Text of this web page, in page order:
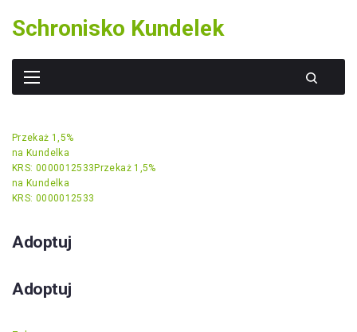
content
Schronisko Kundelek
Przekaż 1,5%
na Kundelka
KRS: 0000012533 Przekaż 1,5%
na Kundelka
KRS: 0000012533
Adoptuj
Adoptuj